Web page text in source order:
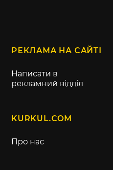
РЕКЛАМА НА САЙТІ
Написати в
рекламний відділ
KURKUL.COM
Про нас